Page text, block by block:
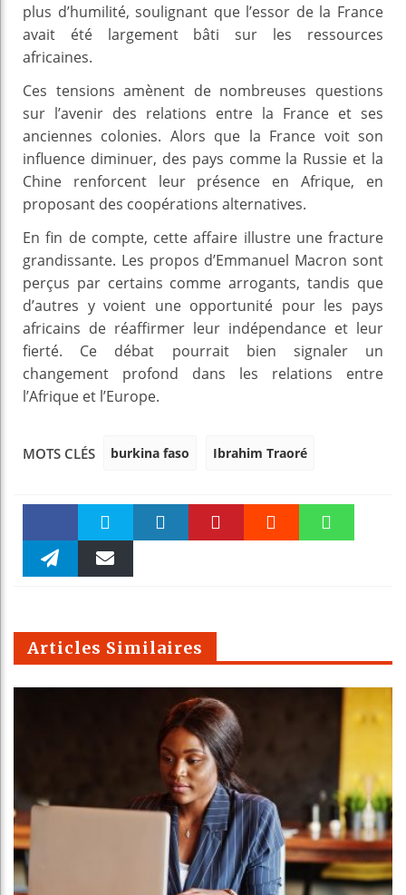
plus d’humilité, soulignant que l’essor de la France
avait été largement bâti sur les ressources
africaines.
Ces tensions amènent de nombreuses questions
sur l’avenir des relations entre la France et ses
anciennes colonies. Alors que la France voit son
influence diminuer, des pays comme la Russie et la
Chine renforcent leur présence en Afrique, en
proposant des coopérations alternatives.
En fin de compte, cette affaire illustre une fracture
grandissante. Les propos d’Emmanuel Macron sont
perçus par certains comme arrogants, tandis que
d’autres y voient une opportunité pour les pays
africains de réaffirmer leur indépendance et leur
fierté. Ce débat pourrait bien signaler un
changement profond dans les relations entre
l’Afrique et l’Europe.
MOTS CLÉS burkina faso Ibrahim Traoré
Faceboo Twitter
m
Articles Similaires